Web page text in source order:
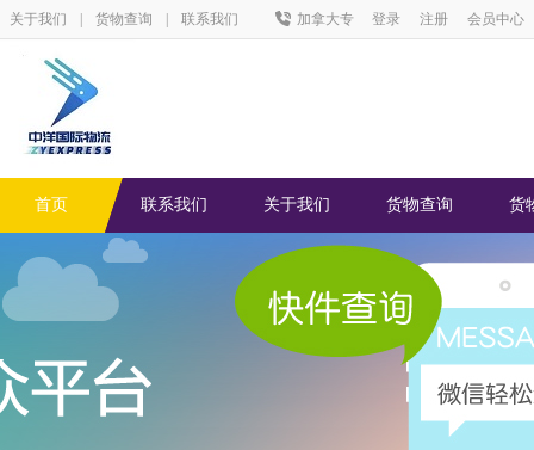
登录 注册 会员中心
关于我们 货物查询 联系我们 加拿大专
线：0106042590888
首页 联系我们 关于我们 货物查询 货